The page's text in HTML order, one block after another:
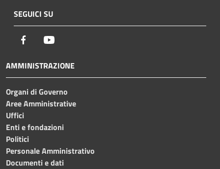
SEGUICI SU
Facebook
AMMINISTRAZIONE
Organi di Governo
Aree Amministrative
Uffici
Enti e fondazioni
Politici
Personale Amministrativo
Documenti e dati